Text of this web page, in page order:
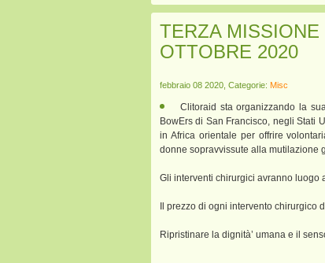
TERZA
OTTOBRE 2020
febbraio 08 2020, Categorie: Misc
Clitoraid sta organizzando la
BowErs di San Francisco, negli Stati
in Africa orientale per offrire
donne sopravvissute alla mutilazione
Gli interventi chirurgici avranno luogo
Il prezzo di ogni intervento
Ripristinare la dignità’ umana e il